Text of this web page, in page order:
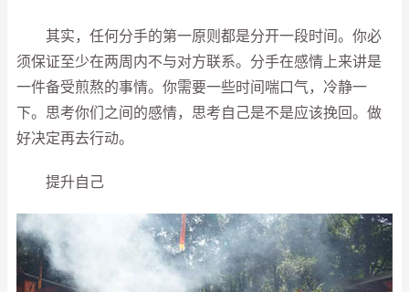
其实，任何分手的第一原则都是分开一段时间。你必
须保证至少在两周内不与对方联系。分手在感情上来讲是
一件备受煎熬的事情。你需要一些时间喘口气，冷静一
下。思考你们之间的感情，思考自己是不是应该挽回。做
好决定再去行动。
提升自己